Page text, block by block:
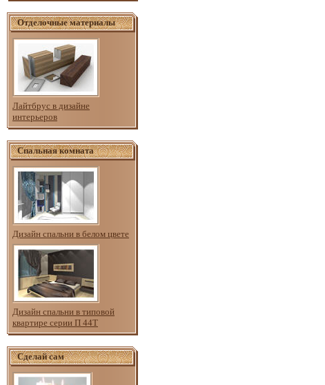
Отделочные материалы
Лайтбрус в дизайне
интерьеров
Спальная комната
Дизайн спальни в белом цвете
Дизайн спальни в типовой
квартире серии П 44Т
Сделай сам